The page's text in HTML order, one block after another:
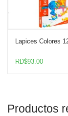
Lapices Colores
RD$93.00
Productos